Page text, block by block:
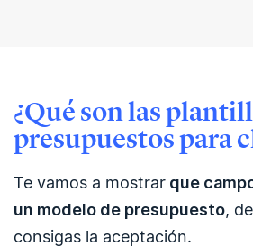
¿Qué son las
presupuestos para
Te vamos a mostrar que
un modelo de presupuesto,
consigas la aceptación.